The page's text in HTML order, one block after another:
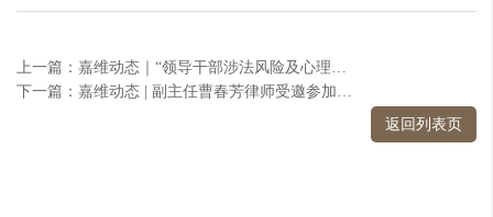
上一篇：嘉维动态｜“领导干部涉法风险及心理攻防典型案例解析”活动成功举办
下一篇：嘉维动态 | 副主任曹春芳律师受邀参加第八届桂客年会并作主题演讲
返回列表页